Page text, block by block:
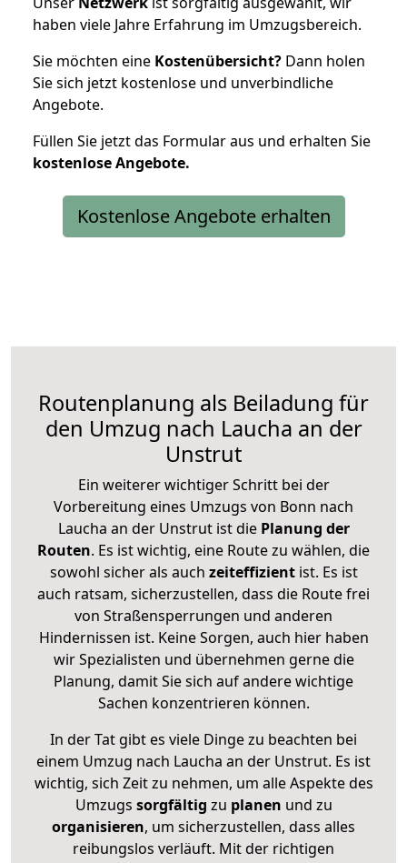
haben viele Jahre Erfahrung im Umzugsbereich.
Sie möchten eine Kostenübersicht? Dann holen
Sie sich jetzt kostenlose und unverbindliche
Angebote.
Füllen Sie jetzt das Formular aus und erhalten Sie
kostenloseAngebote.
Kostenlose Angebote erhalten
Routenplanung als Beiladung für
den Umzug nach Laucha an der
Unstrut
Ein weiterer wichtiger Schritt bei der
Vorbereitung eines Umzugs von Bonn nach
Laucha an der Unstrut ist diePlanung der
Routen. Es ist wichtig, eine Route zu wählen, die
sowohl sicher als auch zeiteffizientist. Es ist
auch ratsam, sicherzustellen, dass die Route frei
von Straßensperrungen und anderen
Hindernissen ist. Keine Sorgen, auch hier haben
wir Spezialisten und übernehmen gerne die
Planung, damit Sie sich auf andere wichtige
Sachen konzentrieren können.
In der Tat gibt es viele Dinge zu beachten bei
einem Umzug nach Laucha an der Unstrut. Es ist
wichtig, sich Zeit zu nehmen, um alle Aspekte des
Umzugs sorgfältig zu planen und zu
organisieren, um sicherzustellen, dass alles
reibungslos verläuft. Mit der richtigen